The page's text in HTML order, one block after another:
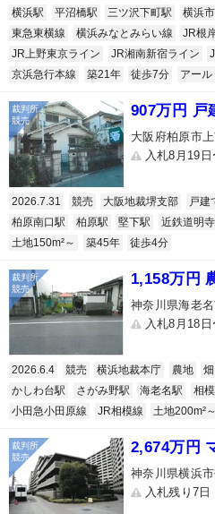
横浜駅
平沼橋駅 三ツ沢下町駅 横浜
東急東横線
横浜みなとみらい線 JR根
JR上野東京ライン
JR湘南新宿ライン
京浜急行本線
築21年 徒歩7分 アー
907万円 戸
大阪府柏原市
入札8月19日
2026.7.31 競売 大阪地裁堺支部 戸建
柏原南口駅
柏原駅 堅下駅 近鉄道明
土地150m²～
築45年 徒歩4分
1,158万円
神奈川県海老
入札8月18日
2026.6.4 競売 横浜地裁本庁 農地 畑
かしわ台駅
さがみ野駅 海老名駅 相
小田急小田原線
JR相模線 土地200m²～
2,674万円
神奈川県横浜
入札残り7日